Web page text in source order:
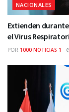
NACIONALES
Extienden
el Virus
POR 1000 NOTICIAS 1